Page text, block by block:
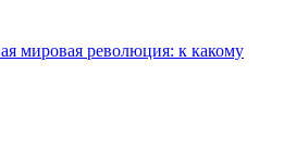
мировая революция: к какому